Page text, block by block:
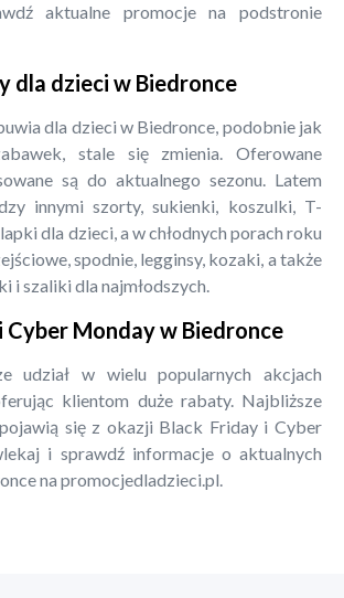
aktualne promocje na podstronie
dla dzieci w Biedronce
dla dzieci w Biedronce, podobnie jak
stale się zmienia. Oferowane
są do aktualnego sezonu. Latem
innymi szorty, sukienki, koszulki, T-
dla dzieci, a w chłodnych porach roku
spodnie, legginsy, kozaki, a także
i szaliki dla najmłodszych.
Cyber Monday w Biedronce
udział w wielu popularnych akcjach
klientom duże rabaty. Najbliższe
się z okazji Black Friday i Cyber
i sprawdź informacje o aktualnych
na promocjedladzieci.pl.